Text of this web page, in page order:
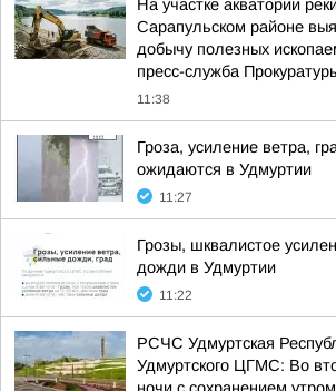
На участке акватории
Сарапульском районе
добычу полезных
пресс-служба
11:38
Гроза, усиление ветра,
ожидаются в Удмуртии
11:27
Грозы, шквалистое
дожди в Удмуртии
11:22
РСЧС Удмуртская
Удмуртского ЦГМС: Во